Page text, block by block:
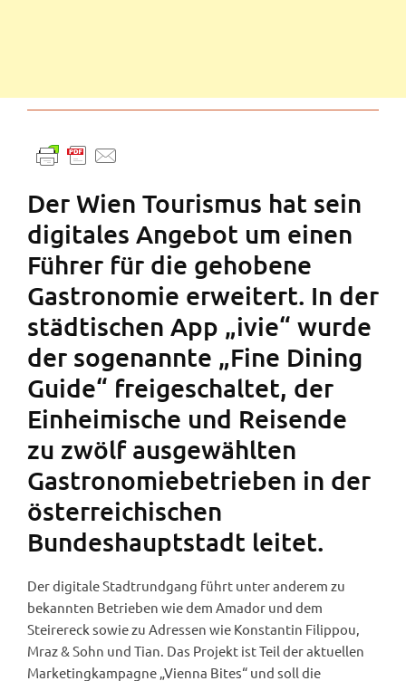
Der Wien Tourismus hat sein
digitales Angebot um einen
Führer für die gehobene
Gastronomie erweitert. In der
städtischen App „ivie“ wurde
der sogenannte „Fine Dining
Guide“ freigeschaltet, der
Einheimische und Reisende
zu zwölf ausgewählten
Gastronomiebetrieben in der
österreichischen
Bundeshauptstadt leitet.
Der digitale Stadtrundgang führt unter anderem zu
bekannten Betrieben wie dem Amador und dem
Steirereck sowie zu Adressen wie Konstantin Filippou,
Mraz & Sohn und Tian. Das Projekt ist Teil der aktuellen
Marketingkampagne „Vienna Bites“ und soll die